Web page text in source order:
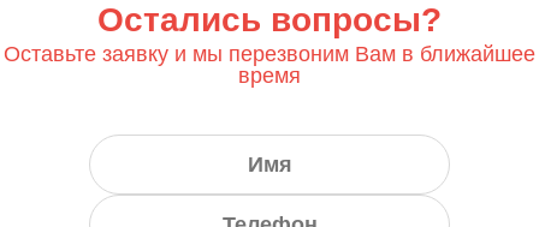
Остались вопросы?
Оставьте заявку и мы перезвоним Вам в ближайшее
время